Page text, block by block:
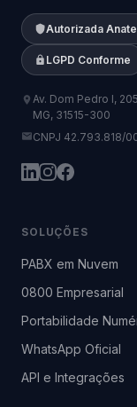
Autorizada
LGPD Conforme
Av. Dom Pedro I,
MG, 31515-300
CNPJ 42.793.818/
SOLUÇÕES
PABX em Nuvem
0800 Empresarial
Portabilidade
WhatsApp Oficial
API e Integrações